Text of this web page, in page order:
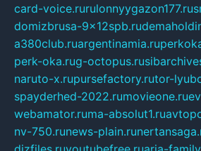
card-voice.rurulonnyygazon177.ru
domizbrusa-9x12spb.ru
a380club.ruargentinamia.ru
perk-oka.rug-octopus.ru
naruto-x.rupursefactory.rutor-
spayderhed-2022.rumovieone.ru
webamator.ruma-absolut1.ru
nv-750.runews-plain.ru